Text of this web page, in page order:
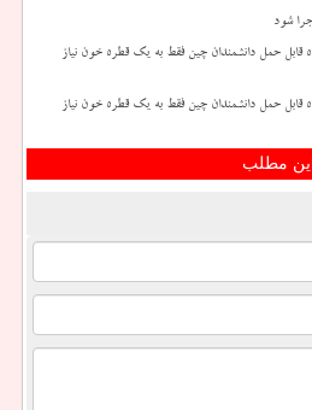
۹۵ درصدی دستگاه قابل حمل دانشمندان چین فقط به یک قطره خون نیاز
۹۵ درصدی دستگاه قابل حمل دانشمندان چین فقط به یک قطره خون نیاز
این مطلب